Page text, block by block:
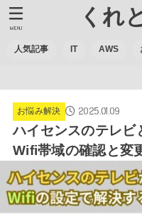
くれ
人気記事 IT AWS
MENU
お悩み解決 2025.01.09
ハイセンスのテレビ
Wifi帯域の確認と変